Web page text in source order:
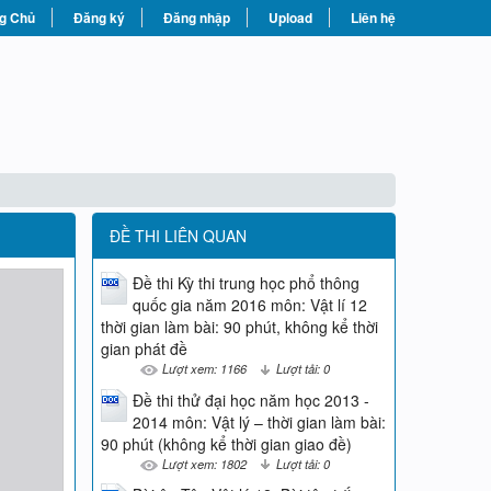
Chủ Đăng ký Đăng nhập Upload Liên hệ
ĐỀ THI LIÊN QUAN
Đề thi Kỳ thi trung học phổ thông
quốc gia năm 2016 môn: Vật lí 12
thời gian làm bài: 90 phút, không kể thời
gian phát đề
Lượt xem: 1166 Lượt tải: 0
Đề thi thử đại học năm học 2013 -
2014 môn: Vật lý – thời gian làm bài:
90 phút (không kể thời gian giao đề)
Lượt xem: 1802 Lượt tải: 0